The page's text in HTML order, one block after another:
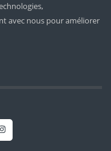
avec nous pour améliorer